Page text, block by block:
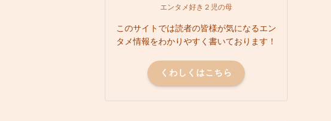
エンタメ好き２児の母
このサイトでは読者の皆様が気になるエン
タメ情報をわかりやすく書いております！
くわしくはこちら